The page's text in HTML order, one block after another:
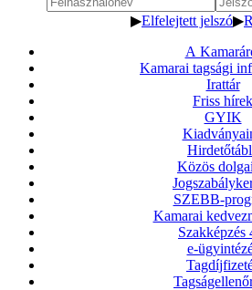
▶Elfelejtett jelszó▶
A
Kamarai tagsági
Irattár
Friss hírek
GYIK
Közös
SZEBB-
Kamarai
Szakképzés
e-